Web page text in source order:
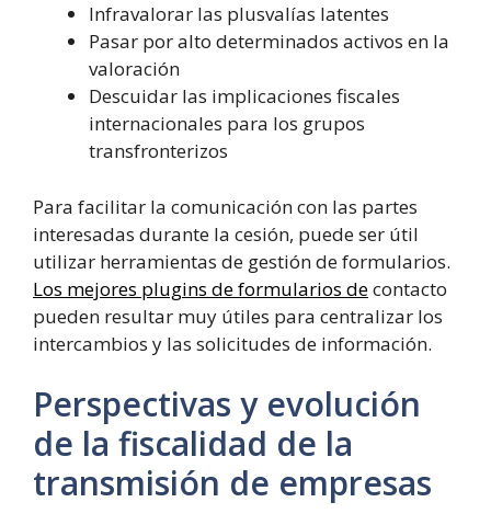
Infravalorar las plusvalías latentes
Pasar por alto determinados activos en la
valoración
Descuidar las implicaciones fiscales
internacionales para los grupos
transfronterizos
Para facilitar la comunicación con las partes
interesadas durante la cesión, puede ser útil
utilizar herramientas de gestión de formularios.
Los mejores plugins de formularios decontacto
pueden resultar muy útiles para centralizar los
intercambios y las solicitudes de información.
Perspectivas y evolución
de la fiscalidad de la
transmisión de empresas